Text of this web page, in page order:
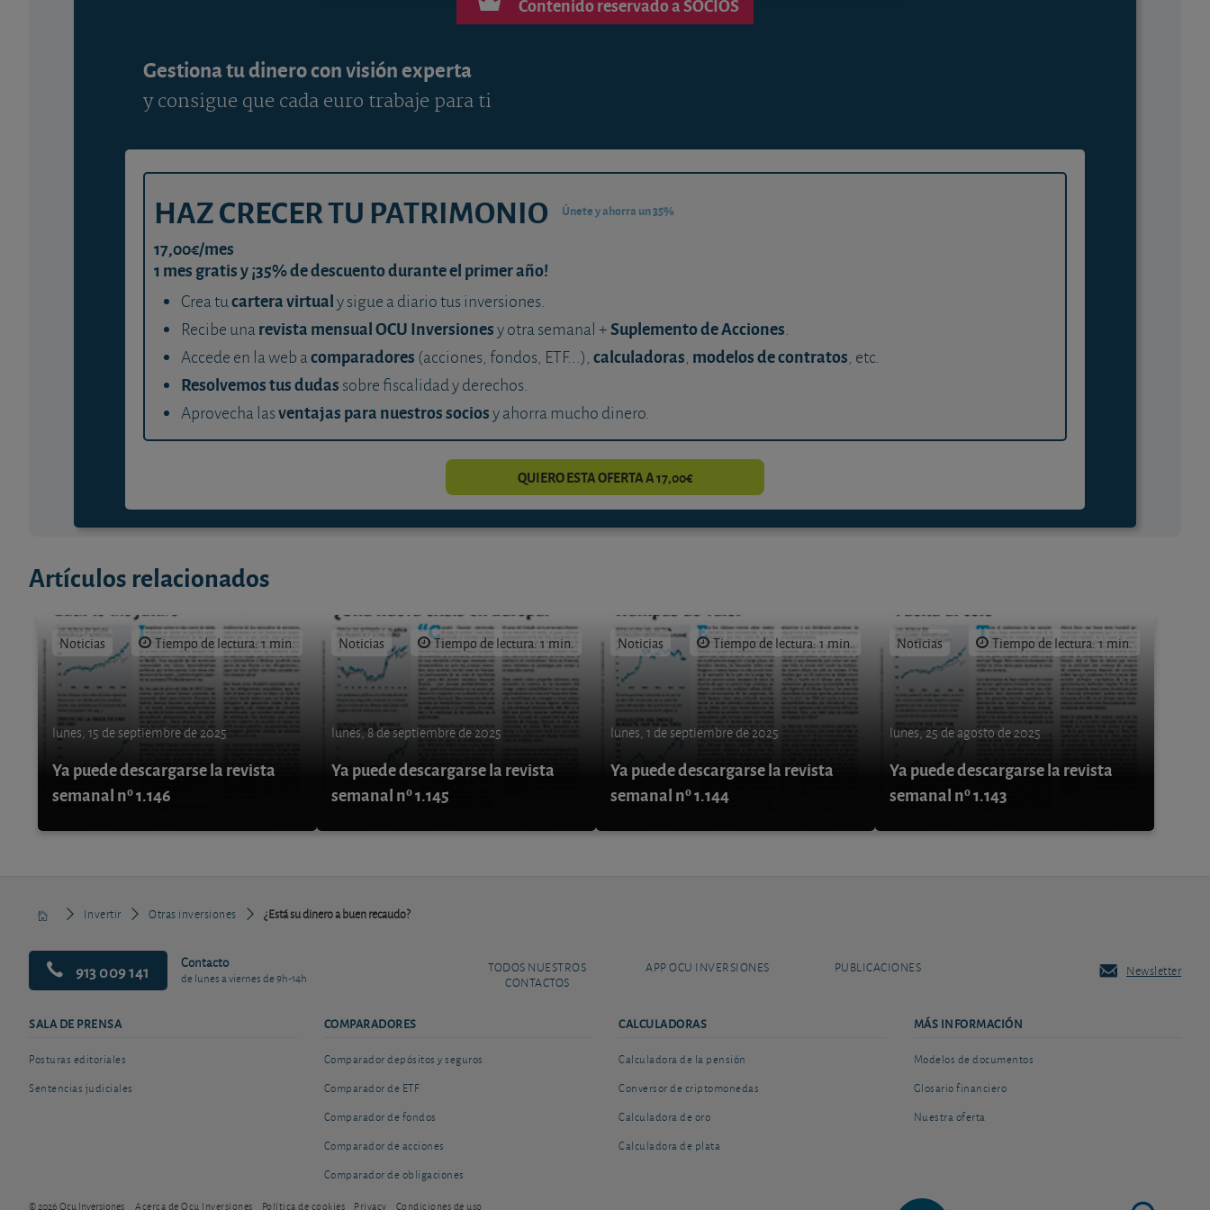
Gestiona tu dinero con visión experta
y consigue que cada euro trabaje para ti
HAZ CRECER TU PATRIMONIO Únete y ahorra un 35%
17,00€/mes
1 mes gratis y ¡35% de descuento durante el primer año!
Crea tucartera virtualy sigue a diario tus inversiones.
Recibe unarevista mensual OCU Inversionesy otra semanal +Suplemento de Acciones.
Accede en la web acomparadores (acciones, fondos, ETF...), calculadoras, modelos de contratos, etc.
Resolvemos tus dudas sobre fiscalidad y derechos.
Aprovecha lasventajas para nuestros sociosy ahorra mucho dinero.
QUIERO ESTA OFERTA A 17,00€
Artículos relacionados
Noticias Tiempo de lectura: 1 min.
lunes, 15 de septiembre de 2025
Ya puede descargarse la revista
semanal nº 1.146
Noticias Tiempo de lectura: 1 min.
lunes, 8 de septiembre de 2025
Ya puede descargarse la revista
semanal nº 1.145
Noticias Tiempo de lectura: 1 min.
lunes, 1 de septiembre de 2025
Ya puede descargarse la revista
semanal nº 1.144
Noticias Tiempo de lectura: 1 min.
lunes, 25 de agosto de 2025
Ya puede descargarse la revista
semanal nº 1.143
Invertir Otras inversiones ¿Está su dinero a buen recaudo?
913 009 141 Contacto
de lunes a viernes de 9h-14h
TODOS NUESTROS
CONTACTOS
APP OCU INVERSIONES PUBLICACIONES Newsletter
SALA DE PRENSA
Posturas editoriales
Sentencias judiciales
COMPARADORES
Comparador depósitos y seguros
Comparador de ETF
Comparador de fondos
Comparador de acciones
Comparador de obligaciones
CALCULADORAS
Calculadora de la pensión
Conversor de criptomonedas
Calculadora de oro
Calculadora de plata
MÁS INFORMACIÓN
Modelos de documentos
Glosario financiero
Nuestra oferta
© 2026 Ocu Inversiones Acerca de Ocu Inversiones Política de cookies Privacy Condiciones de uso